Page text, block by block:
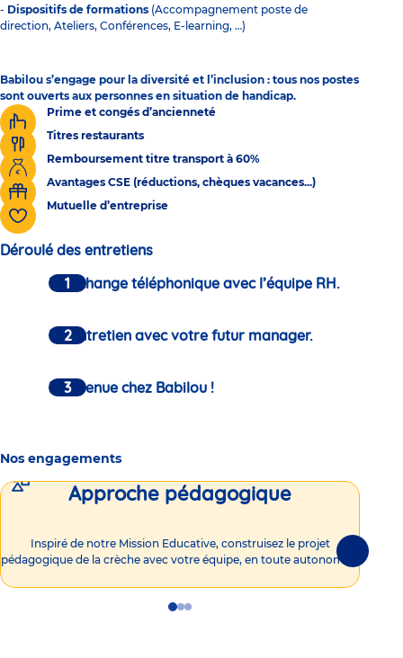
- Dispositifs de formations (Accompagnement poste de
direction, Ateliers, Conférences, E-learning, …)
Babilou s’engage pour la diversité et l’inclusion : tous nos postes
sont ouverts aux personnes en situation de handicap.
Prime et congés d’ancienneté
Titres restaurants
Remboursement titre transport à 60%
Avantages CSE (réductions, chèques vacances...)
Mutuelle d’entreprise
Déroulé des entretiens
Un échange téléphonique avec l’équipe RH.
Un entretien avec votre futur manager.
Bienvenue chez Babilou !
Nos engagements
Approche pédagogique
Inspiré de notre Mission Educative, construisez le projet
pédagogique de la crèche avec votre équipe, en toute autonomie !
GoGoGo